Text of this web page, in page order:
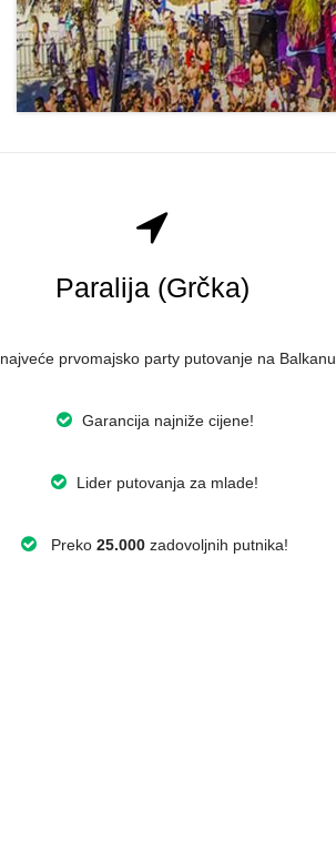
Paralija (Grčka)
najveće prvomajsko party putovanje na Balkanu
Garancija najniže cijene!
Lider putovanja za mlade!
Preko 25.000 zadovoljnih putnika!